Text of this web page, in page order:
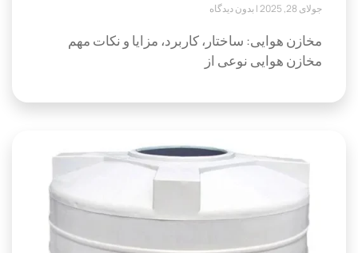
جولای 28, 2025 بدون دیدگاه
مخازن هوایی: ساختار، کاربرد، مزایا و نکات مهم
مخازن هوایی نوعی از